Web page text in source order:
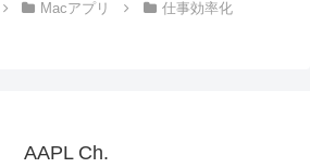
Macアプリ 仕事効率化
AAPL Ch.